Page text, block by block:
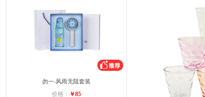
勿一-风雨无阻套装
价格： ￥85